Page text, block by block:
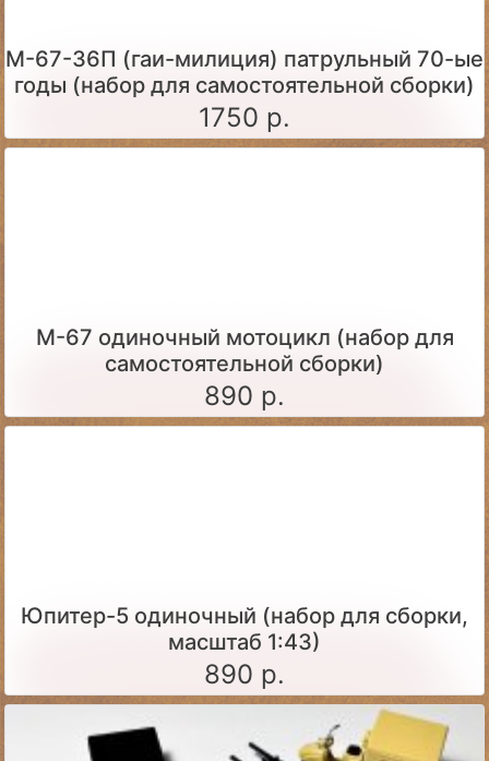
М-67-36П (гаи-милиция) патрульный 70-ые
годы (набор для самостоятельной сборки)
1750 р.
М-67 одиночный мотоцикл (набор для
самостоятельной сборки)
890 р.
Юпитер-5 одиночный (набор для сборки,
масштаб 1:43)
890 р.